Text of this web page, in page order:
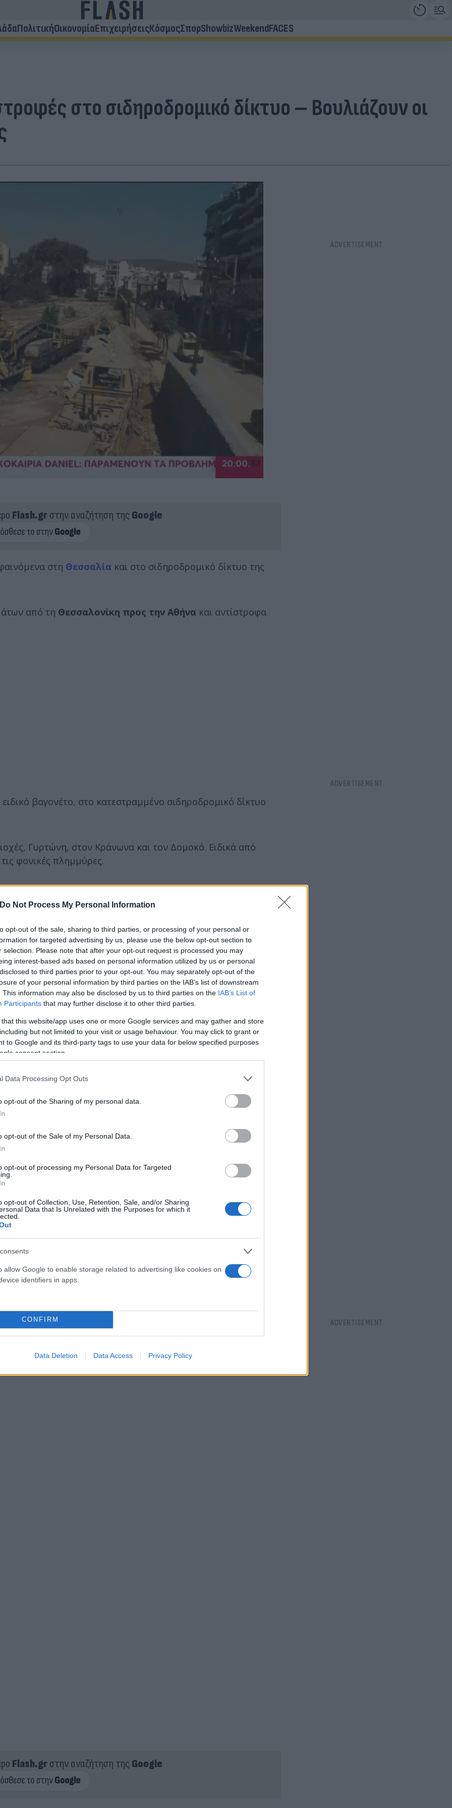
Do Not Process My Personal Information
opt-out of the sale, sharing to third parties, or processing of your personal or
for targeted advertising by us, please use the below opt-out section to
selection. Please note that after your opt-out request is processed you may
interest-based ads based on personal information utilized by us or personal
to third parties prior to your opt-out. You may separately opt-out of the
of your personal information by third parties on the IAB’s list of downstream
This information may also be disclosed by us to third parties on the IAB’s List of
Participants that may further disclose it to other third parties.
that this website/app uses one or more Google services and may gather and store
but not limited to your visit or usage behaviour. You may click to grant or
to Google and its third-party tags to use your data for below specified purposes
consent section.
Data Processing Opt Outs
opt-out of the Sharing of my personal data.
opt-out of the Sale of my Personal Data.
opt-out of processing my Personal Data for Targeted
opt-out of Collection, Use, Retention, Sale, and/or Sharing
Data that Is Unrelated with the Purposes for which it
allow Google to enable storage related to advertising like cookies on
identifiers in apps.
CONFIRM
Data Deletion Data Access Privacy Policy
ΠολιτικήΟικονομίαΕπιχειρήσειςΚόσμοςΣπορShowbizWeekendFACES
στο σιδηροδρομικό δίκτυο – Βουλιάζουν οι
Flash.grστην αναζήτηση της Google
στη Θεσσαλία και στο σιδηροδρομικό δίκτυο της
από τη Θεσσαλονίκη προς την Αθήνα και αντίστροφα
βαγονέτο, στο κατεστραμμένο σιδηροδρομικό δίκτυο
Γυρτώνη, στον Κράνωνα και τον Δομοκό. Ειδικά από
φονικές πλημμύρες.
προς την Αθήνα και αντίστροφα έχει διακοπεί.
στην κάμερα του MEGA, η πλήρης αποκατάσταση του
ενδεχομένως και έναν χρόνο
λειτουργία η τηλεδιοίκηση ανετράπη πλήρως.
την Παρασκευή που πέρασε, θα γίνονται δρομολόγια
την Καλαμπάκα η μετακίνηση των επιβατών θα γίνεται με
Θεσσαλονίκης, στο ύψος της Λάρισας, όπου λειτουργεί
Flash.grστην αναζήτηση της Google